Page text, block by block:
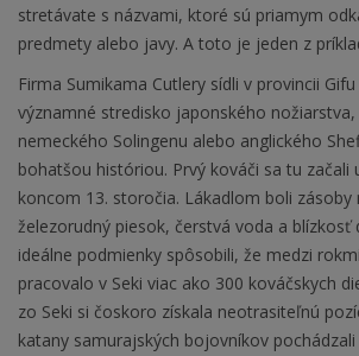
stretávate s názvami, ktoré sú priamym
predmety alebo javy. A toto je jeden z
Firma Sumikama Cutlery sídli v provincii
významné stredisko japonského
nemeckého Solingenu alebo anglického
bohatšou históriou. Prvý kováči sa tu začali
koncom 13. storočia. Lákadlom boli zásoby
železorudný piesok, čerstvá voda a blízkosť
ideálne podmienky spôsobili, že medzi
pracovalo v Seki viac ako 300 kováčskych
zo Seki si čoskoro získala neotrasiteľnú
katany samurajských bojovníkov